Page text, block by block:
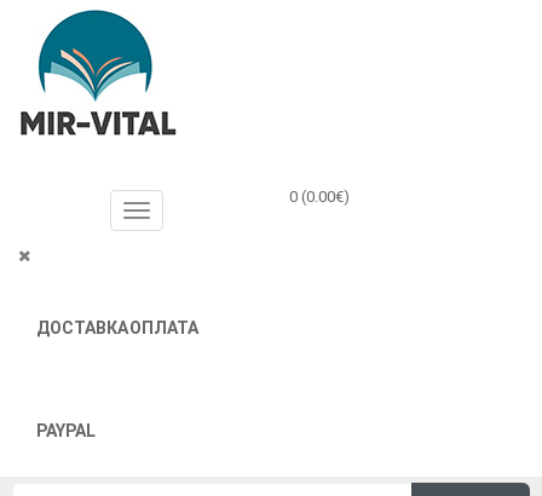
ДОСТАВКАОПЛАТА
PAYPAL
0 (0.00€)